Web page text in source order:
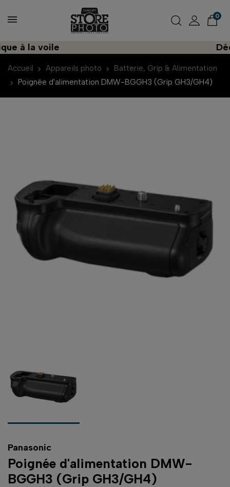
0
à la voile
Accueil Appareils photo
Batterie, Grip & Alimentation
Poignée d'alimentation DMW-BGGH3 (Grip GH3/GH4)
Panasonic
Poignée d'alimentation DMW-
BGGH3 (Grip GH3/GH4)